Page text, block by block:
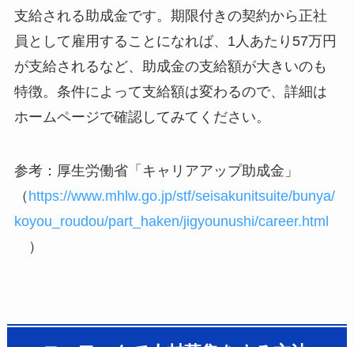
支給される助成金です。期限付きの契約から正社
員として雇用することになれば、1人あたり57万円
が支給されるなど、助成金の支給額が大きいのも
特徴。条件によって支給額は変わるので、詳細は
ホームページで確認してみてください。
参考：厚生労働省「キャリアアップ助成金」
（ https://www.mhlw.go.jp/stf/seisakunitsuite/bunya/
koyou_roudou/part_haken/jigyounushi/career.html
）